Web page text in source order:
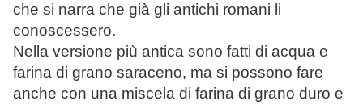
che si narra che già gli antichi romani li
conoscessero.
Nella versione più antica sono fatti di acqua e
farina di grano saraceno, ma si possono fare
anche con una miscela di farina di grano duro e